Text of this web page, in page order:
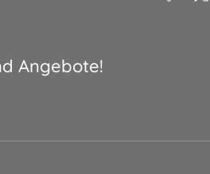
Angebote!